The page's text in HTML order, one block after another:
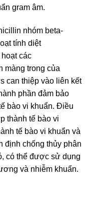
gram âm.
nhóm beta-
tính diệt
các
màng trong của
can thiệp vào liên kết
phần đảm bảo
bào vi khuẩn. Điều
thành tế bào vi
tế bào vi khuẩn và
định chống thủy phân
có thể được sử dụng
và nhiễm khuẩn.